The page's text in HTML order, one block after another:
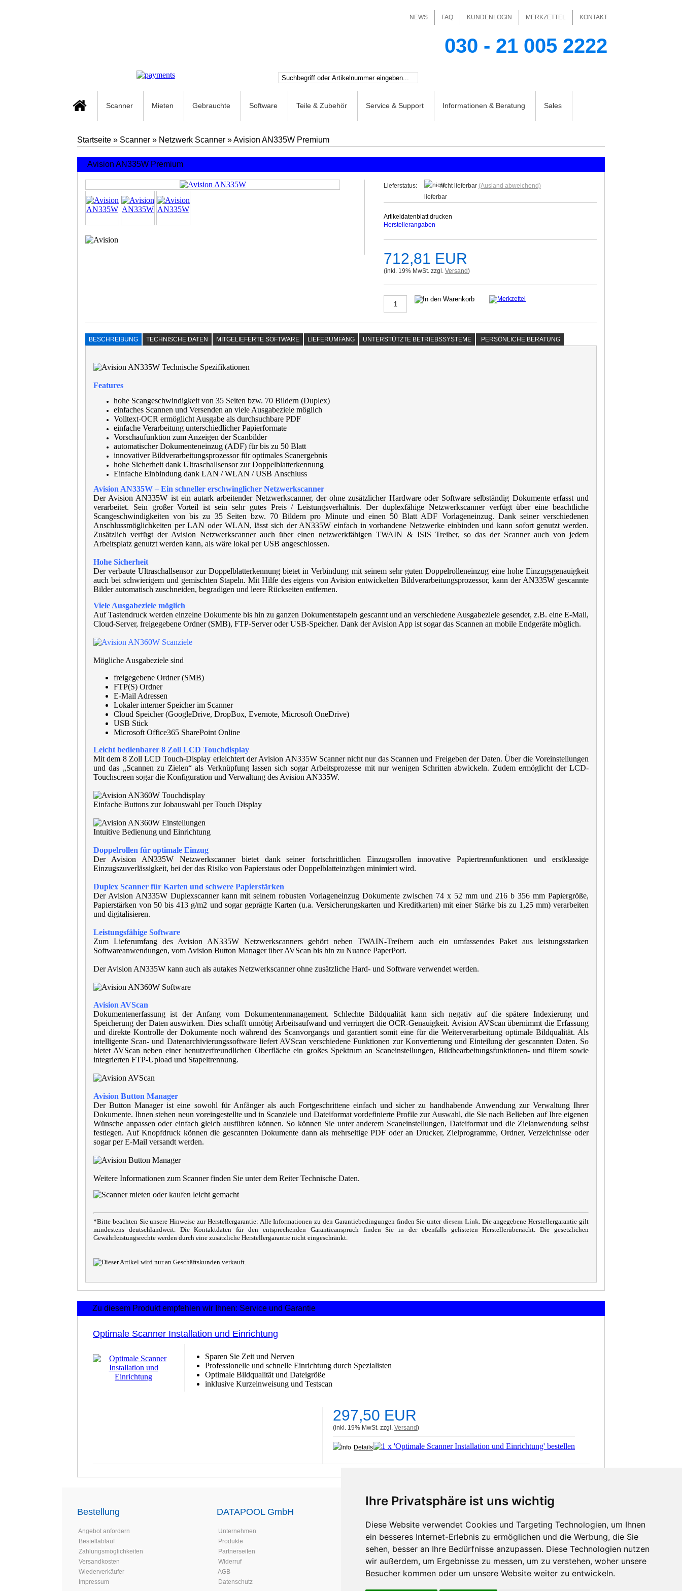
Ihre Privatsphäre ist uns wichtig
Diese Website verwendet Cookies und Targeting Technologien, um Ihnen
ein besseres Internet-Erlebnis zu ermöglichen und die Werbung, die Sie
sehen, besser an Ihre Bedürfnisse anzupassen. Diese Technologien nutzen
wir außerdem, um Ergebnisse zu messen, um zu verstehen, woher unsere
Besucher kommen oder um unsere Website weiter zu entwickeln.
NEWS FAQ KUNDENLOGIN MERKZETTEL KONTAKT
030 - 21 005 2222
Scanner Mieten Gebrauchte Software Teile & Zubehör Service & Support Informationen & Beratung Sales
Startseite » Scanner » Netzwerk Scanner »Avision AN335W Premium
Avision AN335W Premium
Lieferstatus: nicht lieferbar (Ausland abweichend)
Artikeldatenblatt drucken
Herstellerangaben
712,81 EUR
(inkl. 19% MwSt. zzgl. Versand)
BESCHREIBUNG TECHNISCHE DATEN MITGELIEFERTE SOFTWARE LIEFERUMFANG UNTERSTÜTZTE BETRIEBSSYSTEME PERSÖNLICHE BERATUNG
Features
hohe Scangeschwindigkeit von 35 Seiten bzw. 70 Bildern (Duplex)
einfaches Scannen und Versenden an viele Ausgabeziele möglich
Volltext-OCR ermöglicht Ausgabe als durchsuchbare PDF
einfache Verarbeitung unterschiedlicher Papierformate
Vorschaufunktion zum Anzeigen der Scanbilder
automatischer Dokumenteneinzug (ADF) für bis zu 50 Blatt
innovativer Bildverarbeitungsprozessor für optimales Scanergebnis
hohe Sicherheit dank Ultraschallsensor zur Doppelblatterkennung
Einfache Einbindung dank LAN / WLAN / USB Anschluss
Avision AN335W – Ein schneller erschwinglicher Netzwerkscanner
Der Avision AN335W ist ein autark arbeitender Netzwerkscanner, der ohne zusätzlicher Hardware oder Software selbständig Dokumente erfasst und
verarbeitet. Sein großer Vorteil ist sein sehr gutes Preis / Leistungsverhältnis. Der duplexfähige Netzwerkscanner verfügt über eine beachtliche
Scangeschwindigkeiten von bis zu 35 Seiten bzw. 70 Bildern pro Minute und einen 50 Blatt ADF Vorlageneinzug. Dank seiner verschiedenen
Anschlussmöglichkeiten per LAN oder WLAN, lässt sich der AN335W einfach in vorhandene Netzwerke einbinden und kann sofort genutzt werden.
Zusätzlich verfügt der Avision Netzwerkscanner auch über einen netzwerkfähigen TWAIN & ISIS Treiber, so das der Scanner auch von jedem
Arbeitsplatz genutzt werden kann, als wäre lokal per USB angeschlossen.
Hohe Sicherheit
Der verbaute Ultraschallsensor zur Doppelblatterkennung bietet in Verbindung mit seinem sehr guten Doppelrolleneinzug eine hohe Einzugsgenauigkeit
auch bei schwierigem und gemischten Stapeln. Mit Hilfe deseigens von Avision entwickelten Bildverarbeitungsprozessor, kann der AN335W gescannte
Bilder automatisch zuschneiden, begradigen und leere Rückseiten entfernen.
Viele Ausgabeziele möglich
Auf Tastendruck werden einzelne Dokumente bis hin zu ganzen Dokumentstapeln gescannt und an verschiedene Ausgabeziele gesendet, z.B. eine E-Mail,
Cloud-Server, freigegebene Ordner (SMB), FTP-Server oder USB-Speicher. Dank der Avision App ist sogar das Scannen an mobile Endgeräte möglich.
Mögliche Ausgabeziele sind
freigegebene Ordner (SMB)
FTP(S) Ordner
E-Mail Adressen
Lokaler interner Speicher im Scanner
Cloud Speicher(GoogleDrive, DropBox, Evernote, Microsoft OneDrive)
USB Stick
Microsoft Office365 SharePoint Online
Leicht bedienbarer 8 Zoll LCD Touchdisplay
Mit dem 8 Zoll LCD Touch-Display erleichtert der Avision AN335W Scanner nicht nur das Scannen und Freigeben der Daten. Über die Voreinstellungen
und das „Scannen zu Zielen“ als Verknüpfung lassen sich sogar Arbeitsprozesse mit nur wenigen Schritten abwickeln. Zudem ermöglicht der LCD-
Touchscreen sogar die Konfiguration und Verwaltung des Avision AN335W.
Einfache Buttons zur Jobauswahl per Touch Display
Intuitive Bedienung und Einrichtung
Doppelrollen für optimale Einzug
Der Avision AN335W Netzwerkscanner bietet dank seiner fortschrittlichen Einzugsrollen innovative Papiertrennfunktionen und erstklassige
Einzugszuverlässigkeit, bei der das Risiko von Papierstaus oder Doppelblatteinzügen minimiert wird.
Duplex Scanner für Karten und schwere Papierstärken
Der Avision AN335W Duplexscanner kann mit seinem robusten Vorlageneinzug Dokumente zwischen 74 x 52 mm und 216 b 356 mm Papiergröße,
Papierstärken von 50 bis 413 g/m2 und sogar geprägte Karten (u.a. Versicherungskarten und Kreditkarten) mit einer Stärke bis zu 1,25 mm) verarbeiten
und digitalisieren.
Leistungsfähige Software
Zum Lieferumfang des Avision AN335W Netzwerkscanners gehört neben TWAIN-Treibern auch ein umfassendes Paket aus leistungsstarken
Softwareanwendungen, vom Avision Button Manager über AVScan bis hin zu Nuance PaperPort.
Der Avision AN335W kann auch als autakes Netzwerkscanner ohne zusätzliche Hard- und Software verwendet werden.
Avision AVScan
Dokumentenerfassung ist der Anfang vom Dokumentenmanagement. Schlechte Bildqualität kann sich negativ auf die spätere Indexierung und
Speicherung der Daten auswirken. Dies schafft unnötig Arbeitsaufwand und verringert die OCR-Genauigkeit. Avision AVScan übernimmt die Erfassung
und direkte Kontrolle der Dokumente noch während des Scanvorgangs und garantiert somit eine für die Weiterverarbeitung optimale Bildqualität. Als
intelligente Scan- und Datenarchivierungssoftware liefert AVScan verschiedene Funktionen zur Konvertierung und Einteilung der gescannten Daten. So
bietet AVScan neben einer benutzerfreundlichen Oberfläche ein großes Spektrum an Scaneinstellungen, Bildbearbeitungsfunktionen- und filtern sowie
integrierten FTP-Upload und Stapeltrennung.
Avision Button Manager
Der Button Manager ist eine sowohl für Anfänger als auch Fortgeschrittene einfach und sicher zu handhabende Anwendung zur Verwaltung Ihrer
Dokumente. Ihnen stehen neun voreingestellte und in Scanziele und Dateiformat vordefinierte Profile zur Auswahl, die Sie nach Belieben auf Ihre eigenen
Wünsche anpassen oder einfach gleich ausführen können. So können Sie unter anderem Scaneinstellungen, Dateiformat und die Zielanwendung selbst
festlegen. Auf Knopfdruck können die gescannten Dokumente dann als mehrseitige PDF oder an Drucker, Zielprogramme, Ordner, Verzeichnisse oder
sogar per E-Mail versandt werden.
Weitere Informationen zum Scanner finden Sie unter dem Reiter Technische Daten.
*Bitte beachten Sie unsere Hinweise zur Herstellergarantie: Alle Informationen zu den Garantiebedingungen finden Sie unter diesem Link. Die angegebene Herstellergarantie gilt
mindestens deutschlandweit. Die Kontaktdaten für den entsprechenden Garantieanspruch finden Sie in der ebenfalls gelisteten Herstellerübersicht. Die gesetzlichen
Gewährleistungsrechte werden durch eine zusätzliche Herstellergarantie nicht eingeschränkt.
Zu diesem Produkt empfehlen wir Ihnen: Service und Garantie
Optimale Scanner Installation und Einrichtung
Sparen Sie Zeit und Nerven
Professionelle und schnelle Einrichtung durch Spezialisten
Optimale Bildqualität und Dateigröße
inklusive Kurzeinweisung und Testscan
297,50 EUR
(inkl. 19% MwSt. zzgl. Versand)
Details
Bestellung
Angebot anfordern
Bestellablauf
Zahlungsmöglichkeiten
Versandkosten
Wiederverkäufer
Impressum
DATAPOOL GmbH
Unternehmen
Produkte
Partnerseiten
Widerruf
AGB
Datenschutz
Scanner Reparatur
Scanner vor Ort Service
Scanner Ersatzteile
Scanner mieten
Warum scannen?
Scanner Lexikon
Scan Software
Beleglesung Data Extraktion
Dokumentenverwaltung